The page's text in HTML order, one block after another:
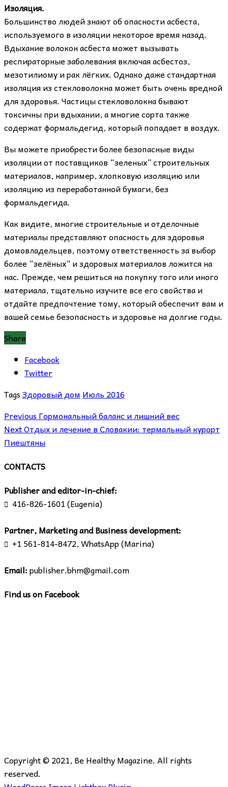
Изоляция.
Большинство людей знают об опасности асбеста,
используемого в изоляции некоторое время назад.
Вдыхание волокон асбеста может вызывать
респираторные заболевания включая асбестоз,
мезотилиому и рак лёгких. Однако даже стандартная
изоляция из стекловолокна может быть очень вредной
для здоровья. Частицы стекловолокна бывают
токсичны при вдыхании, а многие сорта также
содержат формальдегид, который попадает в воздух.
Вы можете приобрести более безопасные виды
изоляции от поставщиков “зеленых” строительных
материалов, например, хлопковую изоляцию или
изоляцию из переработанной бумаги, без
формальдегида.
Как видите, многие строительные и отделочные
материалы представляют опасность для здоровья
домовладельцев, поэтому ответственность за выбор
более “зелёных” и здоровых материалов ложится на
нас. Прежде, чем решиться на покупку того или иного
материала, тщательно изучите все его свойства и
отдайте предпочтение тому, который обеспечит вам и
вашей семье безопасность и здоровье на долгие годы.
Share
Facebook
Twitter
TagsЗдоровый дом Июль 2016
Previous Гормональный баланс и лишний вес
NextОтдых и лечение в Словакии: термальный курорт
Пиештяны
CONTACTS
Publisher and editor-in-chief:
 416-826-1601 (Eugenia)
Partner, Marketing and Business development:
 +1 561-814-8472, WhatsApp (Marina)
Email:publisher.bhm@gmail.com
Find us on Facebook
Copyright © 2021, Be Healthy Magazine. All rights
reserved.